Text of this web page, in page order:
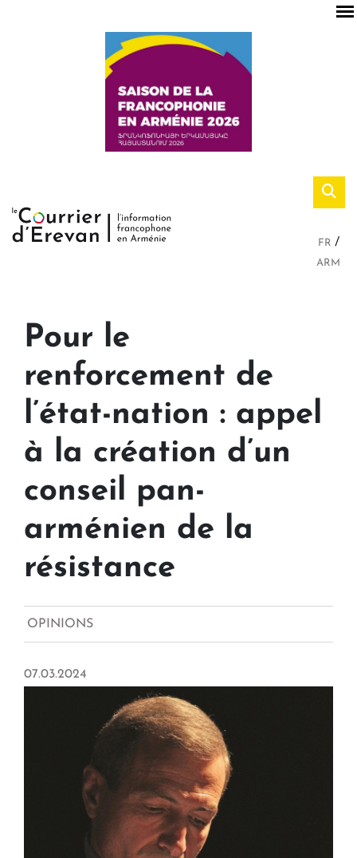
FR
ARM
Pour le
renforcement de
l’état-nation : appel
à la création d’un
conseil pan-
arménien de la
résistance
OPINIONS
07.03.2024